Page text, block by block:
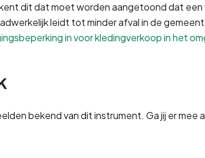
dit dat moet worden aangetoond dat
leidt tot minder afval in de
in voor kledingverkoop in het
bekend van dit instrument. Ga jij er mee